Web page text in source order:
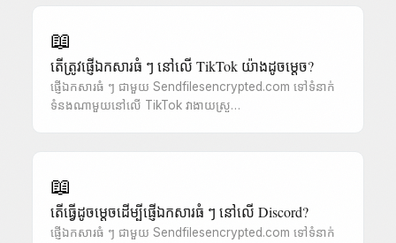
📖
តើត្រូវផ្ញើឯកសារធំ ៗ នៅលើ TikTok យ៉ាងដូចម្តេច?
ផ្ញើឯកសារធំ ៗ ជាមួយ Sendfilesencrypted.com ទៅទំនាក់
ទំនងណាមួយនៅលើ TikTok វាងាយស្រួ…
📖
តើធ្វើដូចម្តេចដើម្បីផ្ញើឯកសារធំ ៗ នៅលើ Discord?
ផ្ញើឯកសារធំ ៗ ជាមួយ Sendfilesencrypted.com ទៅទំនាក់